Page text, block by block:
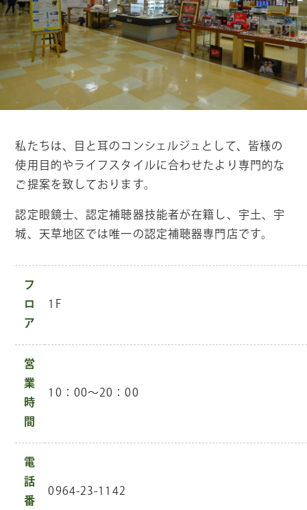
私たちは、目と耳のコンシェルジュとして、皆様の
使用目的やライフスタイルに合わせたより専門的な
ご提案を致しております。
認定眼鏡士、認定補聴器技能者が在籍し、宇土、宇
城、天草地区では唯一の認定補聴器専門店です。
フ
ロ
ア
1F
営
業
時
間
10：00～20：00
電
話
番
0964-23-1142